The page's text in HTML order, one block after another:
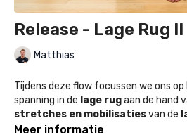
Release - Lage Rug II
Matthias
Tijdens deze flow focussen we ons
spanning in de lage rugaan de hand
stretches en mobilisatiesvan de
middenrug.
Deze routine is ideaal om spanning
Meer informatie